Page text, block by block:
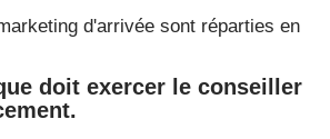
d'arrivée sont réparties en
doit exercer le conseiller